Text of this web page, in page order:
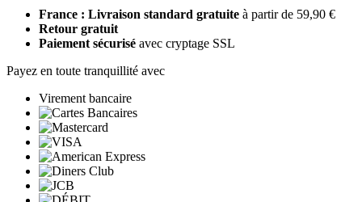
France : Livraison standard gratuite à partir de 59,90 €
Retour gratuit
Paiement sécurisé avec cryptage SSL
Payez en toute tranquillité avec
Virement bancaire